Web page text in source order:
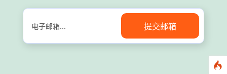
提交邮箱
媒体资讯